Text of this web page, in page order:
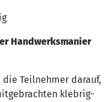
Handwerksmanier
die Teilnehmer darauf,
klebrig-